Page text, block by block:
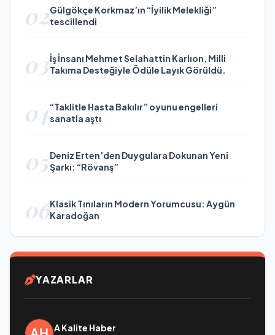
02Gülgökçe Korkmaz’ın “İyilik Melekliği”
tescillendi
03İş İnsanı Mehmet Selahattin Karlıon, Milli
Takıma Desteğiyle Ödüle Layık Görüldü.
04“Taklitle Hasta Bakılır” oyunu engelleri
sanatla aştı
05Deniz Erten’den Duygulara Dokunan Yeni
Şarkı: “Rövanş”
06Klasik Tınıların Modern Yorumcusu: Aygün
Karadoğan
YAZARLAR
A Kalite Haber